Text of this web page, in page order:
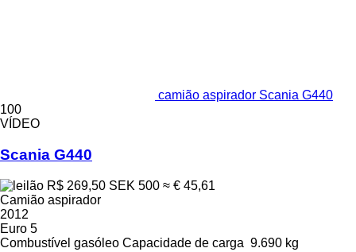
camião aspirador Scania G440
100
VÍDEO
Scania G440
R$ 269,50 SEK 500 ≈ € 45,61
Camião aspirador
2012
Euro 5
Combustível gasóleo Capacidade de carga 9.690 kg